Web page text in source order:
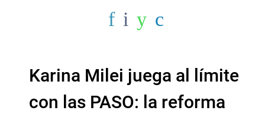
Karina Milei juega al límite
con las PASO: la reforma